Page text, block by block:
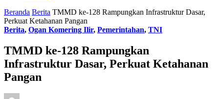
Beranda Berita TMMD ke-128 Rampungkan Infrastruktur Dasar,
Perkuat Ketahanan Pangan
Berita, Ogan Komering Ilir, Pemerintahan, TNI
TMMD ke-128 Rampungkan
Infrastruktur Dasar, Perkuat Ketahanan
Pangan